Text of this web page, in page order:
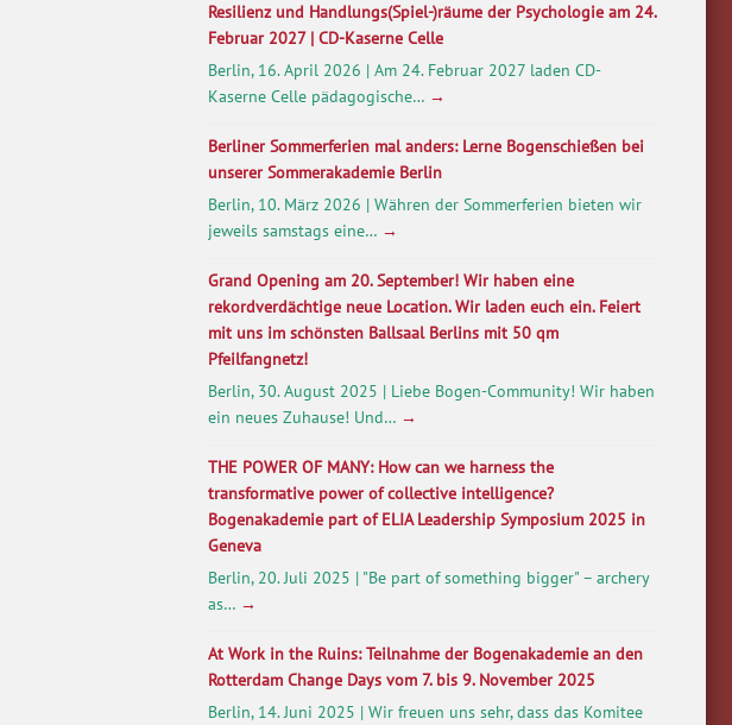
Resilienz und Handlungs(Spiel-)räume der Psychologie am 24.
Februar 2027 | CD-Kaserne Celle
Berlin, 16. April 2026 | Am 24. Februar 2027 laden CD-
Kaserne Celle pädagogische… →
Berliner Sommerferien mal anders: Lerne Bogenschießen bei
unserer Sommerakademie Berlin
Berlin, 10. März 2026 | Währen der Sommerferien bieten wir
jeweils samstags eine… →
Grand Opening am 20. September! Wir haben eine
rekordverdächtige neue Location. Wir laden euch ein. Feiert
mit uns im schönsten Ballsaal Berlins mit 50 qm
Pfeilfangnetz!
Berlin, 30. August 2025 | Liebe Bogen-Community! Wir haben
ein neues Zuhause! Und… →
THE POWER OF MANY: How can we harness the
transformative power of collective intelligence?
Bogenakademie part of ELIA Leadership Symposium 2025 in
Geneva
Berlin, 20. Juli 2025 | "Be part of something bigger" – archery
as… →
At Work in the Ruins: Teilnahme der Bogenakademie an den
Rotterdam Change Days vom 7. bis 9. November 2025
Berlin, 14. Juni 2025 | Wir freuen uns sehr, dass das Komitee